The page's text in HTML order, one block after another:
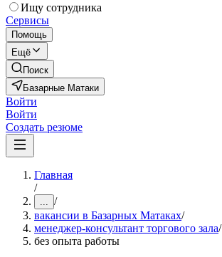
Ищу сотрудника
Сервисы
Помощь
Ещё
Поиск
Базарные Матаки
Войти
Войти
Создать резюме
Главная
/
... /
вакансии в Базарных Матаках/
менеджер-консультант торгового зала/
без опыта работы